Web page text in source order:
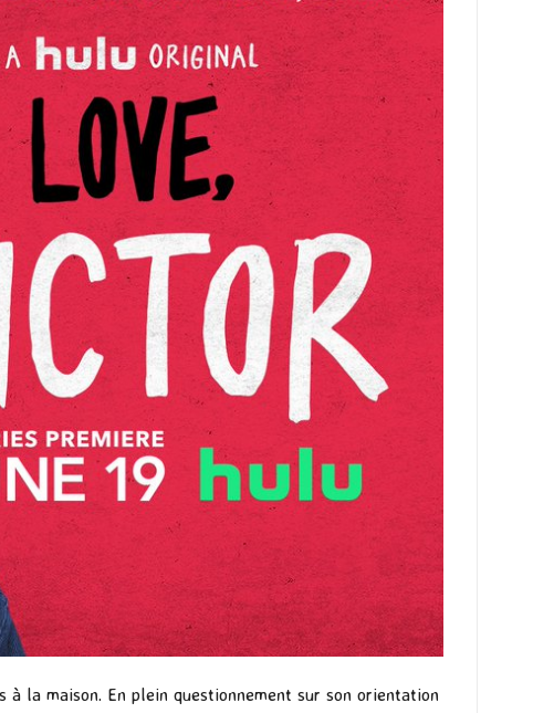
la maison. En plein questionnement sur son orientation